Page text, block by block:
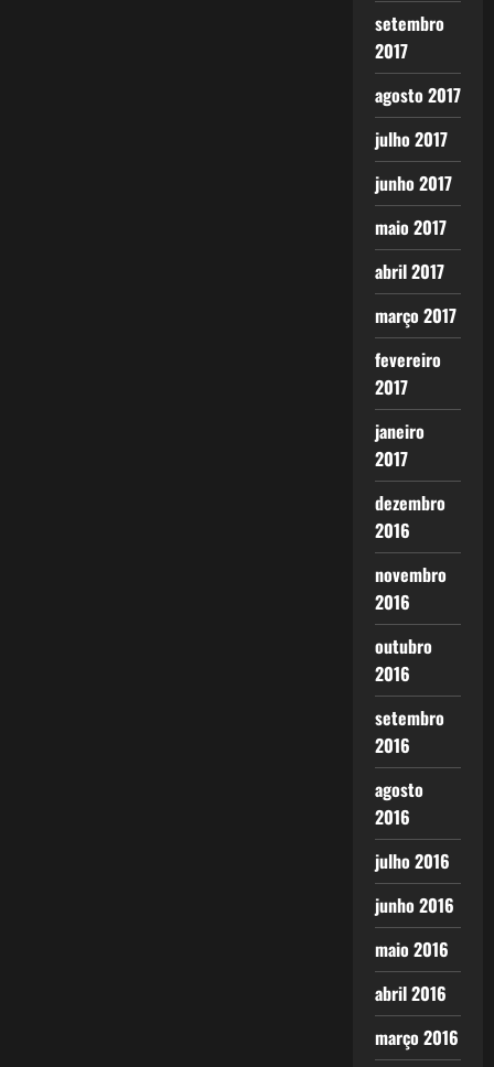
setembro
2017
agosto 2017
julho 2017
junho 2017
maio 2017
abril 2017
março 2017
fevereiro
2017
janeiro
2017
dezembro
2016
novembro
2016
outubro
2016
setembro
2016
agosto
2016
julho 2016
junho 2016
maio 2016
abril 2016
março 2016